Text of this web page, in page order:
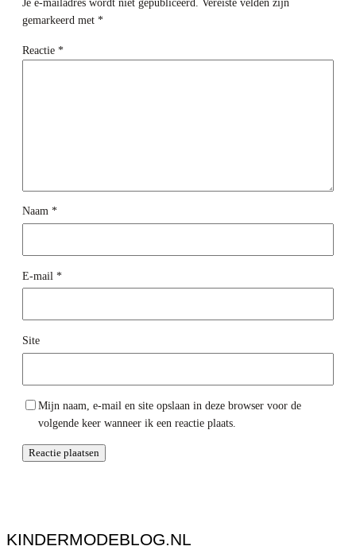
Je e-mailadres wordt niet gepubliceerd.
Vereiste velden zijn
gemarkeerd met *
Reactie *
Naam *
E-mail *
Site
Mijn naam, e-mail en site opslaan in deze browser voor de
volgende keer wanneer ik een reactie plaats.
KINDERMODEBLOG.NL